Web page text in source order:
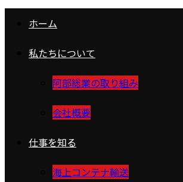
ホーム
私たちについて
阿部総業の取り組み
会社概要
仕事を知る
海上コンテナ輸送